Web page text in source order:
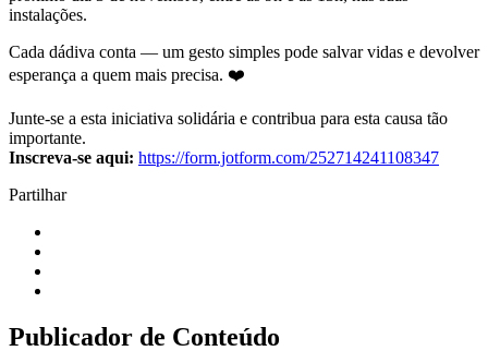
instalações.
Cada dádiva conta — um gesto simples pode salvar vidas e devolver
esperança a quem mais precisa. ❤️
Junte-se a esta iniciativa solidária e contribua para esta causa tão
importante.
Inscreva-se aqui: https://form.jotform.com/252714241108347
Partilhar
Publicador de Conteúdo